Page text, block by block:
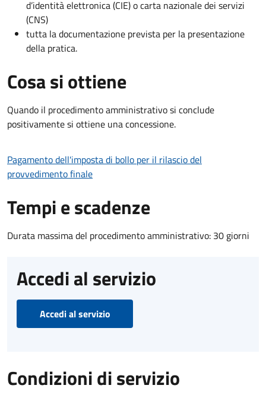
d’identità elettronica (CIE) o carta nazionale dei servizi
(CNS)
tutta la documentazione prevista per la presentazione
della pratica.
Cosa si ottiene
Quando il procedimento amministrativo si conclude
positivamente si ottiene una concessione.
Pagamento dell'imposta di bollo per il rilascio del
provvedimento finale
Tempi e scadenze
Durata massima del procedimento amministrativo: 30 giorni
Accedi al servizio
Accedi al servizio
Condizioni di servizio